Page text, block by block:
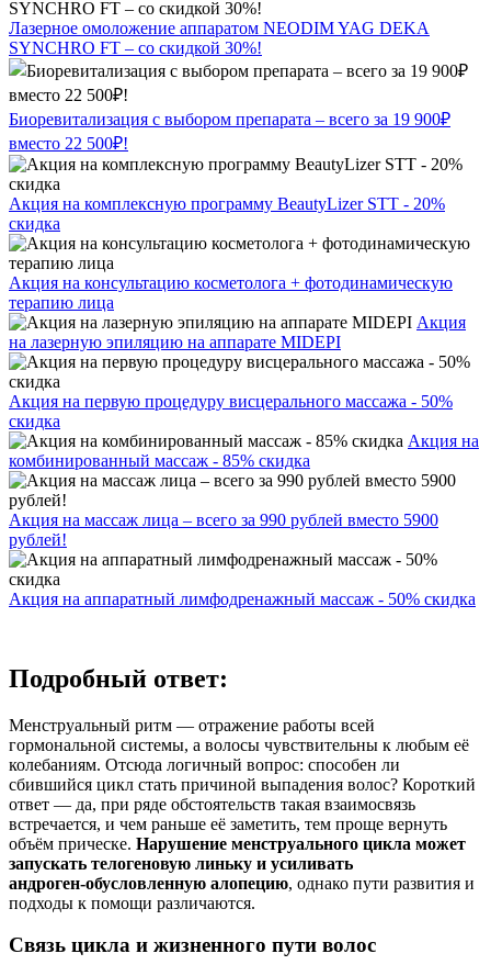
Лазерное омоложение аппаратом NEODIM YAG DEKA
SYNCHRO FT – со скидкой 30%!
Биоревитализация с выбором препарата – всего за 19 900₽
вместо 22 500₽!
Акция на комплексную программу BeautyLizer STT - 20%
скидка
Акция на консультацию косметолога + фотодинамическую
терапию лица
Акция
на лазерную эпиляцию на аппарате MIDEPI
Акция на первую процедуру висцерального массажа - 50%
скидка
Акция на
комбинированный массаж - 85% скидка
Акция на массаж лица – всего за 990 рублей вместо 5900
рублей!
Акция на аппаратный лимфодренажный массаж - 50% скидка
Подробный ответ:
Менструальный ритм — отражение работы всей
гормональной системы, а волосы чувствительны к любым её
колебаниям. Отсюда логичный вопрос: способен ли
сбившийся цикл стать причиной выпадения волос? Короткий
ответ — да, при ряде обстоятельств такая взаимосвязь
встречается, и чем раньше её заметить, тем проще вернуть
объём прическе. Нарушение менструального цикла может
запускать телогеновую линьку и усиливать
андроген‑обусловленную алопецию, однако пути развития и
подходы к помощи различаются.
Связь цикла и жизненного пути волос